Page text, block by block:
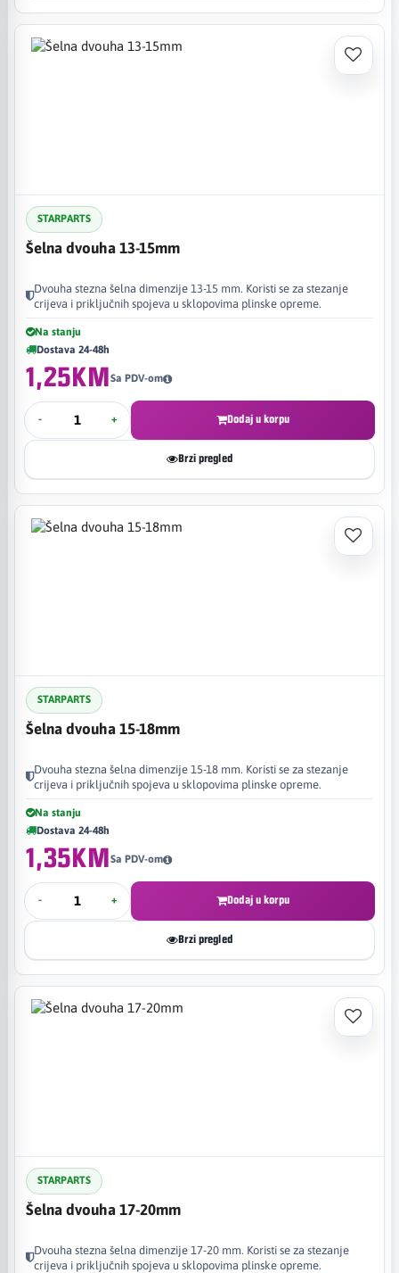
STARPARTS
Šelna dvouha 13-15mm
Dvouha stezna šelna dimenzije 13-15 mm. Koristi se za stezanje
crijeva i priključnih spojeva u sklopovima plinske opreme.
Na stanju
Dostava 24-48h
1,25KMSa PDV-om
- + Dodaj u korpu
Brzi pregled
STARPARTS
Šelna dvouha 15-18mm
Dvouha stezna šelna dimenzije 15-18 mm. Koristi se za stezanje
crijeva i priključnih spojeva u sklopovima plinske opreme.
Na stanju
Dostava 24-48h
1,35KMSa PDV-om
- + Dodaj u korpu
Brzi pregled
STARPARTS
Šelna dvouha 17-20mm
Dvouha stezna šelna dimenzije 17-20 mm. Koristi se za stezanje
crijeva i priključnih spojeva u sklopovima plinske opreme.